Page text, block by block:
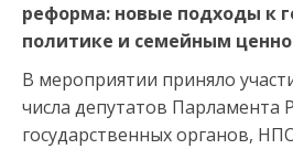
реформа: новые подходы к
политике и семейным
В мероприятии приняло
числа депутатов Парламента
государственных органов,